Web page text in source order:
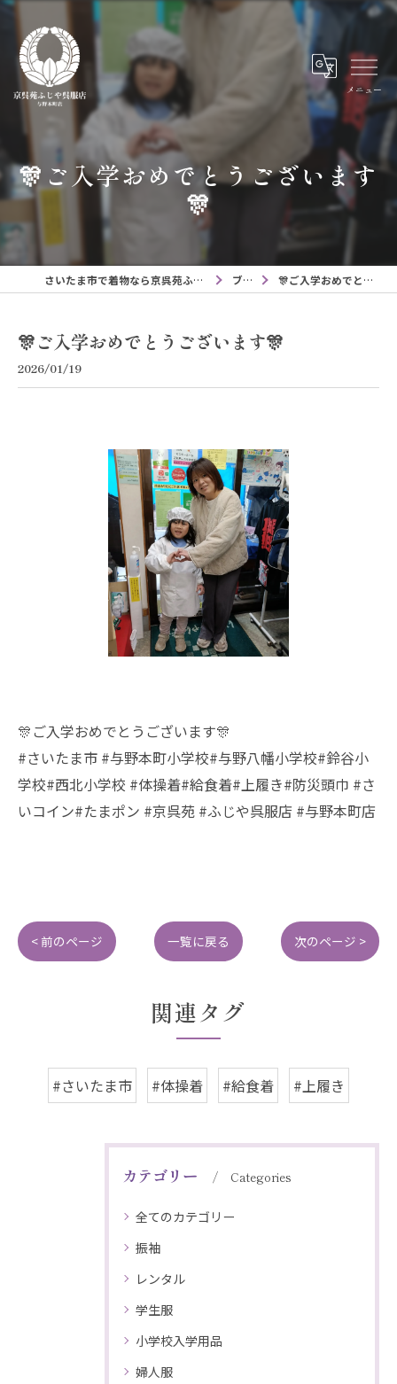
メニュー
🎊ご入学おめでとうございます
🎊
さいたま市で着物なら京呉苑ふじや呉服店与野本町店 ブログ 🎊ご入学おめでとうございます🎊
🎊ご入学おめでとうございます🎊
2026/01/19
🎊ご入学おめでとうございます🎊
#さいたま市 #与野本町小学校#与野八幡小学校#鈴谷小
学校#西北小学校 #体操着#給食着#上履き#防災頭巾 #さ
いコイン#たまポン #京呉苑 #ふじや呉服店 #与野本町店
< 前のページ 一覧に戻る 次のページ >
関連タグ
#さいたま市 #体操着 #給食着 #上履き
カテゴリー Categories
全てのカテゴリー
振袖
レンタル
学生服
小学校入学用品
婦人服